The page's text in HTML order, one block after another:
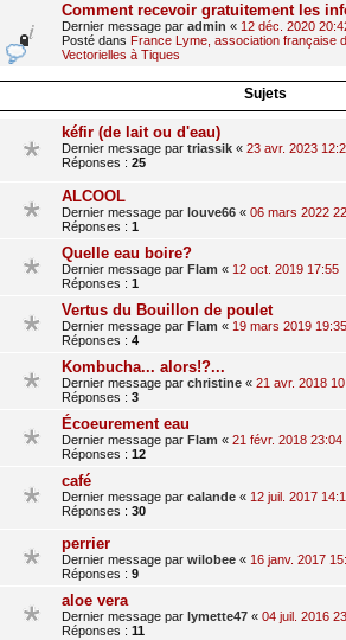
Comment recevoir gratuitement les
Dernier message par admin « 12 déc. 2020
Posté dans France Lyme, association française
Vectorielles à Tiques
Sujets
kéfir (de lait ou d'eau)
Dernier message par triassik « 23 avr. 2023
Réponses : 25
ALCOOL
Dernier message par louve66 « 06 mars 2022
Réponses : 1
Quelle eau boire?
Dernier message par Flam « 12 oct. 2019 17:55
Réponses : 1
Vertus du Bouillon de poulet
Dernier message par Flam « 19 mars 2019 19:35
Réponses : 4
Kombucha... alors!?...
Dernier message par christine « 21 avr. 2018
Réponses : 3
Écoeurement eau
Dernier message par Flam « 21 févr. 2018 23:04
Réponses : 12
café
Dernier message par calande « 12 juil. 2017
Réponses : 30
perrier
Dernier message par wilobee « 16 janv. 2017
Réponses : 9
aloe vera
Dernier message par lymette47 « 04 juil. 2016
Réponses : 11